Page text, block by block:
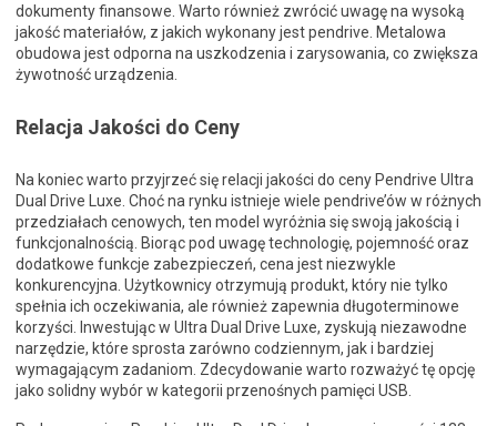
dokumenty finansowe. Warto również zwrócić uwagę na wysoką
jakość materiałów, z jakich wykonany jest pendrive. Metalowa
obudowa jest odporna na uszkodzenia i zarysowania, co zwiększa
żywotność urządzenia.
Relacja Jakości do Ceny
Na koniec warto przyjrzeć się relacji jakości do ceny Pendrive Ultra
Dual Drive Luxe. Choć na rynku istnieje wiele pendrive’ów w różnych
przedziałach cenowych, ten model wyróżnia się swoją jakością i
funkcjonalnością. Biorąc pod uwagę technologię, pojemność oraz
dodatkowe funkcje zabezpieczeń, cena jest niezwykle
konkurencyjna. Użytkownicy otrzymują produkt, który nie tylko
spełnia ich oczekiwania, ale również zapewnia długoterminowe
korzyści. Inwestując w Ultra Dual Drive Luxe, zyskują niezawodne
narzędzie, które sprosta zarówno codziennym, jak i bardziej
wymagającym zadaniom. Zdecydowanie warto rozważyć tę opcję
jako solidny wybór w kategorii przenośnych pamięci USB.